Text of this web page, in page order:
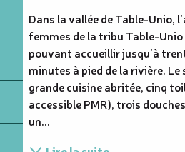
Dans la vallée de Table-Unio,
femmes de la tribu Table-
pouvant accueillir jusqu'à
minutes à pied de la rivière.
grande cuisine abritée, cinq
accessible PMR), trois
un...